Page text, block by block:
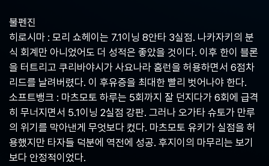
불펜진
히로시마 : 모리 쇼헤이는 7.1이닝 8안타 3실점. 나카자키의 분
식 회계만 아니었어도 더 성적은 좋았을 것이다. 이후 한이 블론
을 터트리고 쿠리바야시가 사요나라 홈런을 허용하면서 6점차
리드를 날려버렸다. 이 후유증을 최대한 빨리 벗어나야 한다.
소프트뱅크 : 마츠모토 하루는 5회까지 잘 던지다가 6회에 급격
히 무너지면서 5.1이닝 2실점 강판. 그러나 오가타 슈토가 만루
의 위기를 막아낸게 무엇보다 컸다. 마츠모토 유키가 실점을 허
용했지만 타자들 덕분에 역전에 성공. 후지이의 마무리는 보기
보다 안정적이었다.